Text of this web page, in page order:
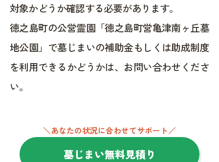
対象かどうか確認する必要があります。
徳之島町の公営霊園「徳之島町営亀津南ヶ丘墓
地公園」で墓じまいの補助金もしくは助成制度
を利用できるかどうかは、お問い合わせくださ
い。
＼あなたの状況に合わせてサポート／
墓じまい無料見積り